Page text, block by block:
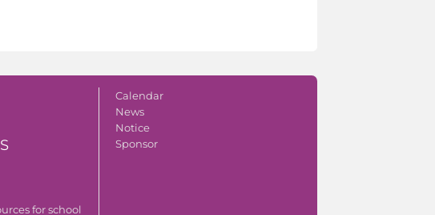
for school
Calendar
News
Notice
Sponsor